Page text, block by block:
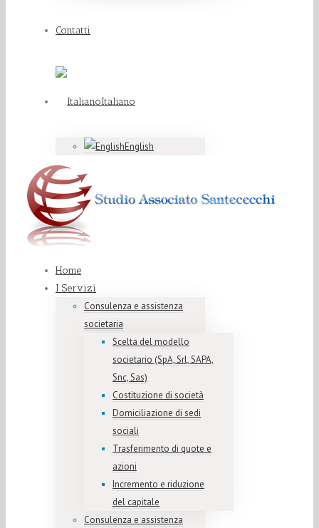
Contatti
Italiano
English
Home
I Servizi
Consulenza e assistenza
societaria
Scelta del modello
societario (SpA, Srl, SAPA,
Snc, Sas)
Costituzione di società
Domiciliazione di sedi
sociali
Trasferimento di quote e
azioni
Incremento e riduzione
del capitale
Consulenza e assistenza